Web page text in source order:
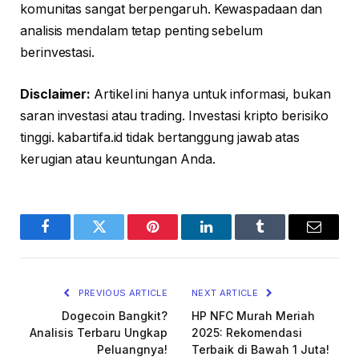
komunitas sangat berpengaruh. Kewaspadaan dan
analisis mendalam tetap penting sebelum
berinvestasi.
Disclaimer: Artikel ini hanya untuk informasi, bukan
saran investasi atau trading. Investasi kripto berisiko
tinggi. kabartifa.id tidak bertanggung jawab atas
kerugian atau keuntungan Anda.
FacebookTwitter Pinterest LinkedInTumblr Email
PREVIOUS ARTICLE
Dogecoin Bangkit?
Analisis Terbaru Ungkap
Peluangnya!
NEXT ARTICLE
HP NFC Murah Meriah
2025: Rekomendasi
Terbaik di Bawah 1 Juta!